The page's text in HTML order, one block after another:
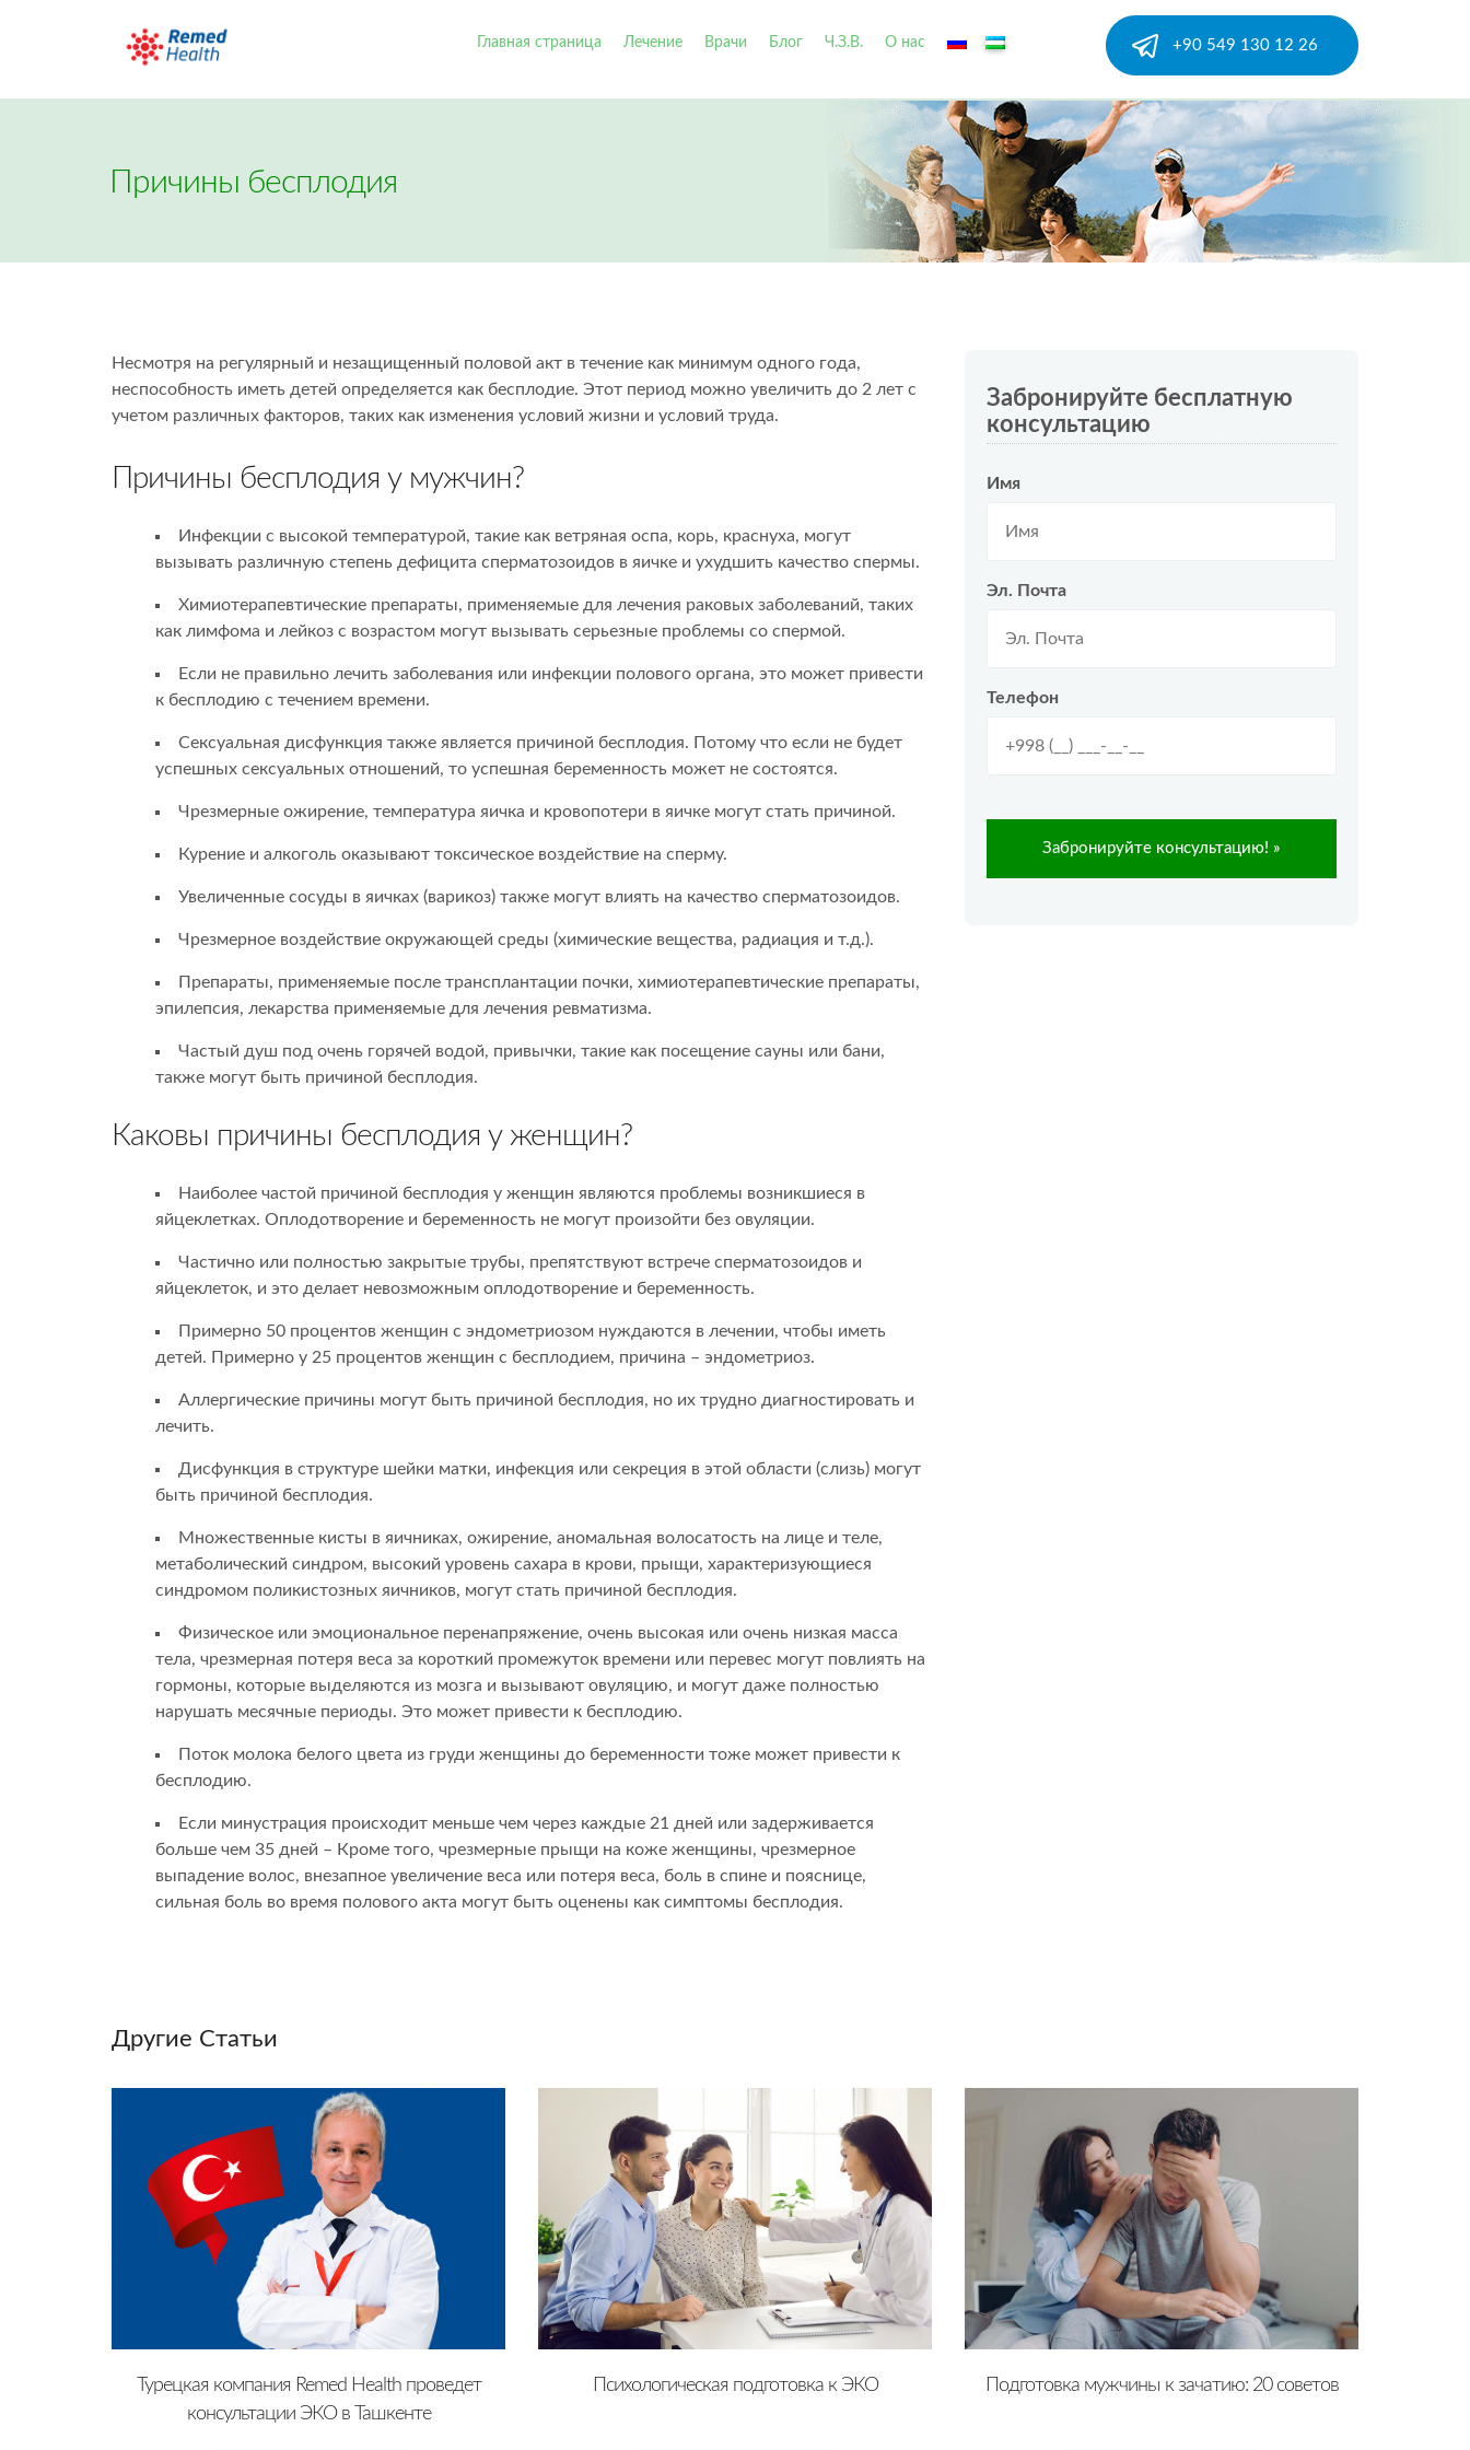
+90 549 130 12 26
Главная страница Лечение Bрачи Блог Ч.З.В. О нас
Причины бесплодия
Несмотря на регулярный и незащищенный половой акт в течение как минимум одного года,
неспособность иметь детей определяется как бесплодие. Этот период можно увеличить до 2 лет с
учетом различных факторов, таких как изменения условий жизни и условий труда.
Причины бесплодия у мужчин?
Инфекции с высокой температурой, такие как ветряная оспа, корь, краснуха, могут
вызывать различную степень дефицита сперматозоидов в яичке и ухудшить качество спермы.
Химиотерапевтические препараты, применяемые для лечения раковых заболеваний, таких
как лимфома и лейкоз с возрастом могут вызывать серьезные проблемы со спермой.
Если не правильно лечить заболевания или инфекции полового органа, это может привести
к бесплодию с течением времени.
Сексуальная дисфункция также является причиной бесплодия. Потому что если не будет
успешных сексуальных отношений, то успешная беременность может не состоятся.
Чрезмерные ожирение, температура яичка и кровопотери в яичке могут стать причиной.
Курение и алкоголь оказывают токсическое воздействие на сперму.
Увеличенные сосуды в яичках (варикоз) также могут влиять на качество сперматозоидов.
Чрезмерное воздействие окружающей среды (химические вещества, радиация и т.д.).
Препараты, применяемые после трансплантации почки, химиотерапевтические препараты,
эпилепсия, лекарства применяемые для лечения ревматизма.
Частый душ под очень горячей водой, привычки, такие как посещение сауны или бани,
также могут быть причиной бесплодия.
Каковы причины бесплодия у женщин?
Наиболее частой причиной бесплодия у женщин являются проблемы возникшиеся в
яйцеклетках. Оплодотворение и беременность не могут произойти без овуляции.
Частично или полностью закрытые трубы, препятствуют встрече сперматозоидов и
яйцеклеток, и это делает невозможным оплодотворение и беременность.
Примерно 50 процентов женщин с эндометриозом нуждаются в лечении, чтобы иметь
детей. Примерно у 25 процентов женщин с бесплодием, причина – эндометриоз.
Аллергические причины могут быть причиной бесплодия, но их трудно диагностировать и
лечить.
Дисфункция в структуре шейки матки, инфекция или секреция в этой области (слизь) могут
быть причиной бесплодия.
Множественные кисты в яичниках, ожирение, аномальная волосатость на лице и теле,
метаболический синдром, высокий уровень сахара в крови, прыщи, характеризующиеся
синдромом поликистозных яичников, могут стать причиной бесплодия.
Физическое или эмоциональное перенапряжение, очень высокая или очень низкая масса
тела, чрезмерная потеря веса за короткий промежуток времени или перевес могут повлиять на
гормоны, которые выделяются из мозга и вызывают овуляцию, и могут даже полностью
нарушать месячные периоды. Это может привести к бесплодию.
Поток молока белого цвета из груди женщины до беременности тоже может привести к
бесплодию.
Если минустрация происходит меньше чем через каждые 21 дней или задерживается
больше чем 35 дней – Кроме того, чрезмерные прыщи на коже женщины, чрезмерное
выпадение волос, внезапное увеличение веса или потеря веса, боль в спине и пояснице,
сильная боль во время полового акта могут быть оценены как симптомы бесплодия.
Забронируйте бесплатную
консультацию
Имя
Эл. Почта
Телефон
Другие Cтатьи
Турецкая компания Remed Health проведет
консультации ЭКО в Ташкенте
Психологическая подготовка к ЭКО Подготовка мужчины к зачатию: 20 советов